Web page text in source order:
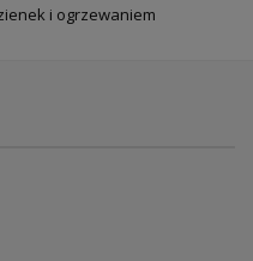
i ogrzewaniem